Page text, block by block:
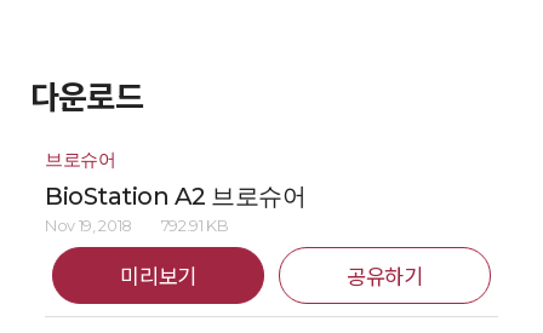
다운로드
브로슈어
BioStation A2 브로슈어
Nov 19, 2018 792.91 KB
미리보기 공유하기